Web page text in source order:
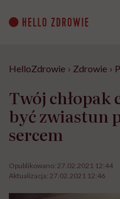
content
HelloZdrowie › Zdrowie ›
Twój chłopak
być zwiastun
sercem
Opublikowano: 27.02.2021 12:44
Aktualizacja: 27.02.2021 12:46